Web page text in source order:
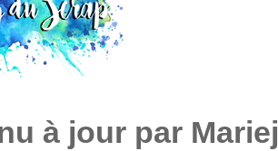
à jour par